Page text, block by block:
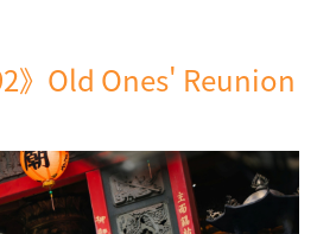
》Old Ones' Reunion